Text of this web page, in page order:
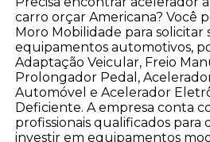
carro orçar Americana? Você
Moro Mobilidade para solicitar
equipamentos automotivos,
Adaptação Veicular, Freio
Prolongador Pedal,
Automóvel e Acelerador
Deficiente. A empresa conta
profissionais qualificados para
investir em equipamentos